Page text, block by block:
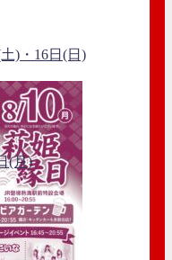
)・16日(日)
(月)